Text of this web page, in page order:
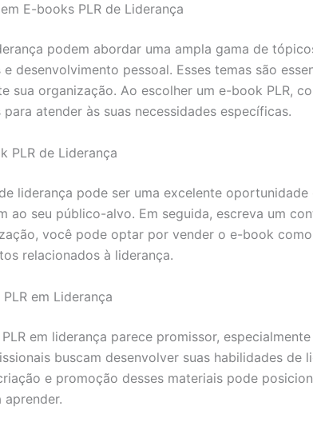
E-books PLR de Liderança
podem abordar uma ampla gama de
desenvolvimento pessoal. Esses temas são
sua organização. Ao escolher um e-book PLR,
atender às suas necessidades específicas.
PLR de Liderança
liderança pode ser uma excelente
ao seu público-alvo. Em seguida, escreva um
você pode optar por vender o e-book
relacionados à liderança.
em Liderança
em liderança parece promissor,
buscam desenvolver suas habilidades
e promoção desses materiais pode